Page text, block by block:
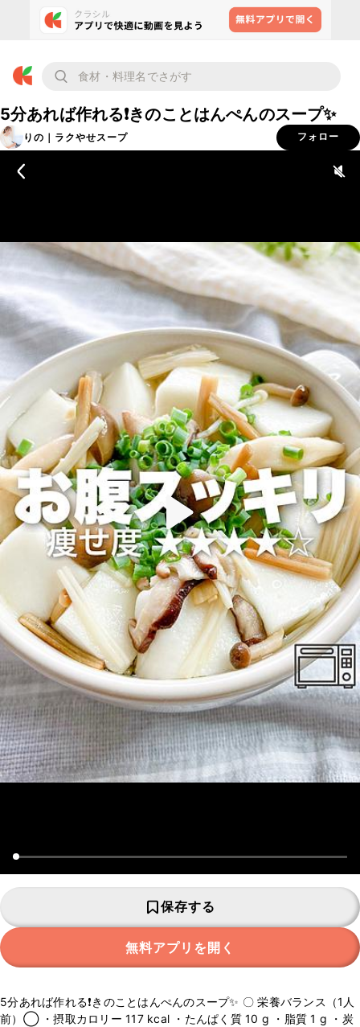
5分あれば作れる❗️きのことはんぺんのスープ✨
りの｜ラクやせスープ フォロー
保存する
無料アプリを開く
5分あれば作れる❗️きのことはんぺんのスープ✨ 〇 栄養バランス（1人
前）◯ ・摂取カロリー 117 kcal ・たんぱく質 10 g ・脂質 1 g ・炭